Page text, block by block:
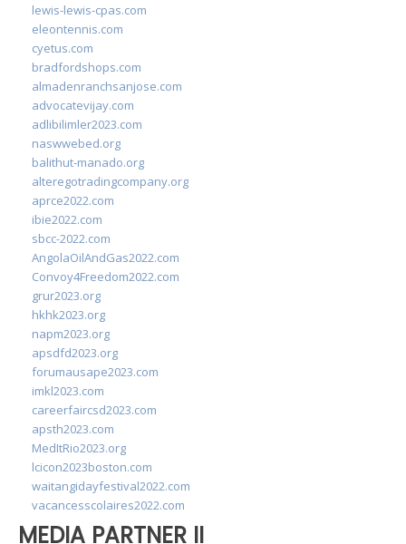
lewis-lewis-cpas.com
eleontennis.com
cyetus.com
bradfordshops.com
almadenranchsanjose.com
advocatevijay.com
adlibilimler2023.com
naswwebed.org
balithut-manado.org
alteregotradingcompany.org
aprce2022.com
ibie2022.com
sbcc-2022.com
AngolaOilAndGas2022.com
Convoy4Freedom2022.com
grur2023.org
hkhk2023.org
napm2023.org
apsdfd2023.org
forumausape2023.com
imkl2023.com
careerfaircsd2023.com
apsth2023.com
MedItRio2023.org
lcicon2023boston.com
waitangidayfestival2022.com
vacancesscolaires2022.com
MEDIA PARTNER II